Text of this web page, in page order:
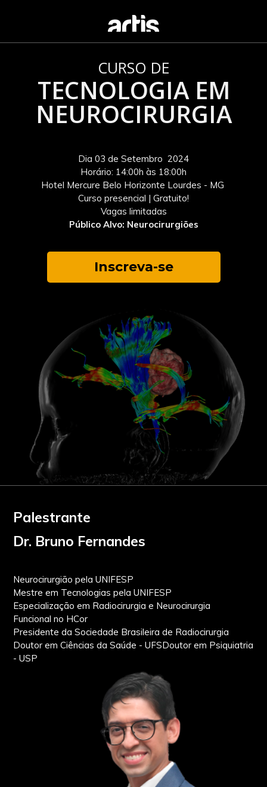
CURSO DE
TECNOLOGIA EM
NEUROCIRURGIA
Dia 03 de Setembro 2024
Horário: 14:00h às 18:00h
Hotel Mercure Belo Horizonte Lourdes - MG
Curso presencial | Gratuito!
Vagas limitadas
Público Alvo: Neurocirurgiões
Inscreva-se
Palestrante
Dr. Bruno Fernandes
Neurocirurgião pela UNIFESP
Mestre em Tecnologias pela UNIFESP
Especialização em Radiocirurgia e Neurocirurgia
Funcional no HCor
Presidente da Sociedade Brasileira de Radiocirurgia
Doutor em Ciências da Saúde - UFSDoutor em Psiquiatria
- USP